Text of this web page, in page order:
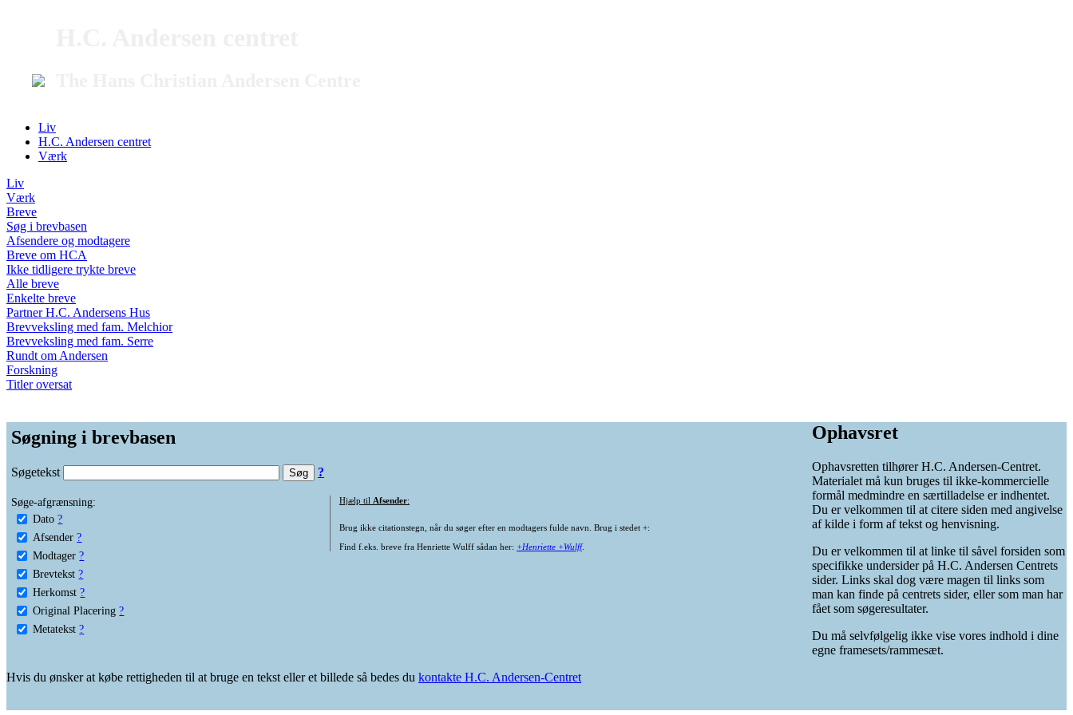
Liv
H.C. Andersen centret
Værk
Liv
Værk
Breve
Søg i brevbasen
Afsendere og modtagere
Breve om HCA
Ikke tidligere trykte breve
Alle breve
Enkelte breve
Partner H.C. Andersens Hus
Brevveksling med fam. Melchior
Brevveksling med fam. Serre
Rundt om Andersen
Forskning
Titler oversat
Søgning i brevbasen
Søgetekst ?
Søge-afgrænsning:
Dato ?
Afsender ?
Modtager ?
Brevtekst ?
Herkomst ?
Original Placering ?
Metatekst ?
Hjælp til Afsender:
Brug ikke citationstegn, når du søger efter en modtagers fulde navn. Brug i stedet +:
Find f.eks. breve fra Henriette Wulff sådan her: +Henriette +Wulff.
Ophavsret
Ophavsretten tilhører H.C. Andersen-Centret.
Materialet må kun bruges til ikke-kommercielle
formål medmindre en særtilladelse er indhentet.
Du er velkommen til at citere siden med angivelse
af kilde i form af tekst og henvisning.
Du er velkommen til at linke til såvel forsiden som
specifikke undersider på H.C. Andersen Centrets
sider. Links skal dog være magen til links som
man kan finde på centrets sider, eller som man har
fået som søgeresultater.
Du må selvfølgelig ikke vise vores indhold i dine
egne framesets/rammesæt.
Hvis du ønsker at købe rettigheden til at bruge en tekst eller et billede så bedes du kontakte H.C. Andersen-Centret